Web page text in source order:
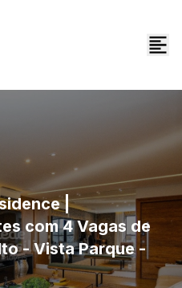
|
com 4 Vagas de
- Vista Parque -